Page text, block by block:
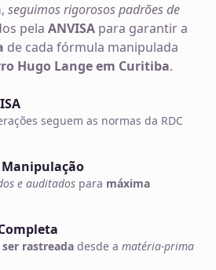
, seguimos rigorosos padrões de
pela ANVISA para garantir a
de cada fórmula manipulada
Hugo Lange em Curitiba.
seguem as normas da RDC
Manipulação
e auditados para máxima
rastreada desde a matéria-prima